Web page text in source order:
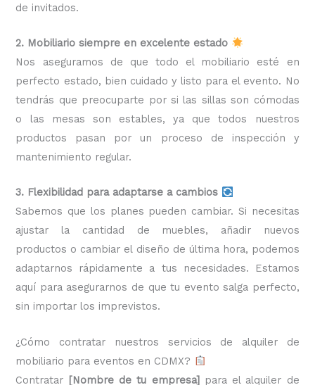
de invitados.
2. Mobiliario siempre en excelente estado
Nos aseguramos de que todo el mobiliario esté en
perfecto estado, bien cuidado y listo para el evento. No
tendrás que preocuparte por si las sillas son cómodas
o las mesas son estables, ya que todos nuestros
productos pasan por un proceso de inspección y
mantenimiento regular.
3. Flexibilidad para adaptarse a cambios
Sabemos que los planes pueden cambiar. Si necesitas
ajustar la cantidad de muebles, añadir nuevos
productos o cambiar el diseño de última hora, podemos
adaptarnos rápidamente a tus necesidades. Estamos
aquí para asegurarnos de que tu evento salga perfecto,
sin importar los imprevistos.
¿Cómo contratar nuestros servicios de alquiler de
mobiliario para eventos en CDMX?
Contratar [Nombre de tu empresa]para el alquiler de